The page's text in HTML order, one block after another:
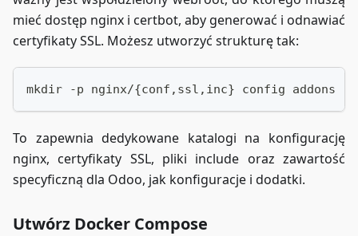
mieć dostęp nginx i certbot, aby generować i odnawiać
certyfikaty SSL. Możesz utworzyć strukturę tak:
mkdir -p nginx/{conf,ssl,inc} config addons
To zapewnia dedykowane katalogi na konfigurację
nginx, certyfikaty SSL, pliki include oraz zawartość
specyficzną dla Odoo, jak konfiguracje i dodatki.
Utwórz Docker Compose